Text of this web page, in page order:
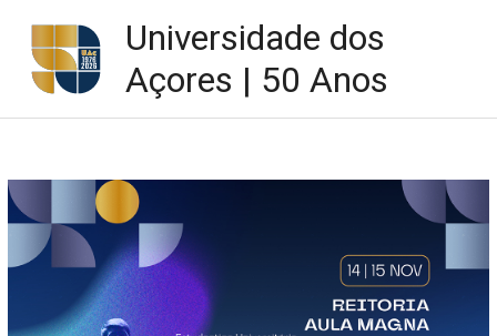
content
Universidade dos
Açores | 50 Anos